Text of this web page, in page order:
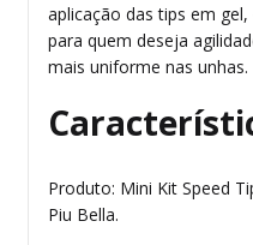
aplicação das tips em
para quem deseja
mais uniforme nas unhas.
Produto: Mini Kit Speed
Piu Bella.